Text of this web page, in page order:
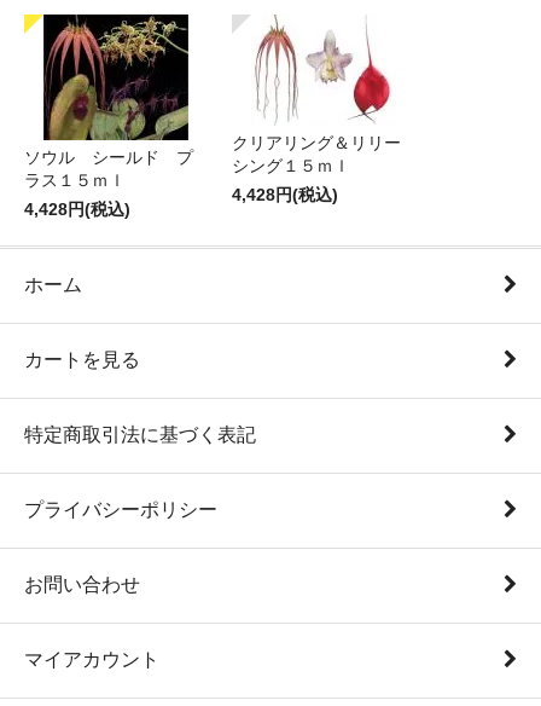
ソウル シールド プ
ラス１５ｍｌ
4,428円(税込)
クリアリング＆リリー
シング１５ｍｌ
4,428円(税込)
ホーム
カートを見る
特定商取引法に基づく表記
プライバシーポリシー
お問い合わせ
マイアカウント